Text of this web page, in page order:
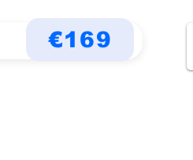
€169